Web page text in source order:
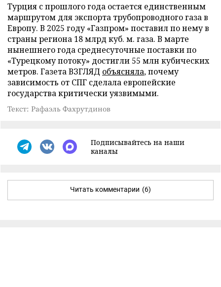
Турция с прошлого года остается единственным
маршрутом для экспорта трубопроводного газа в
Европу. В 2025 году «Газпром» поставил по нему в
страны региона 18 млрд куб. м. газа. В марте
нынешнего года среднесуточные поставки по
«Турецкому потоку» достигли 55 млн кубических
метров. Газета ВЗГЛЯД объясняла, почему
зависимость от СПГ сделала европейские
государства критически уязвимыми.
Текст: Рафаэль Фахрутдинов
Подписывайтесь на наши
каналы
Читать комментарии (6)